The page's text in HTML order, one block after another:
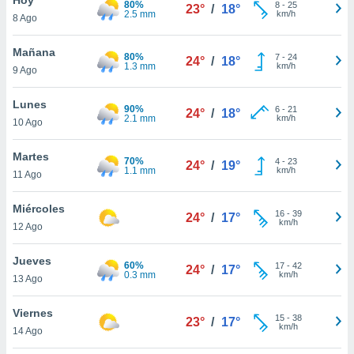
en
más
nuestra
de
cookies
aceptar
8 Ago
80%
2.5 mm
23° / 18° 8- 25
km/h
Mañana
9 Ago
80%
1.3 mm
24° / 18° 7- 24
km/h
Lunes
10 Ago
90%
2.1 mm
24° / 18° 6- 21
km/h
Martes
11 Ago
70%
1.1 mm
24° / 19° 4- 23
km/h
Miércoles
12 Ago
24° / 17° 16- 39
km/h
Jueves
13 Ago
60%
0.3 mm
24° / 17° 17- 42
km/h
Viernes
14 Ago
23° / 17° 15- 38
km/h